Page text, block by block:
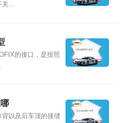
关...
的接口，是按照
以及后车顶的接缝